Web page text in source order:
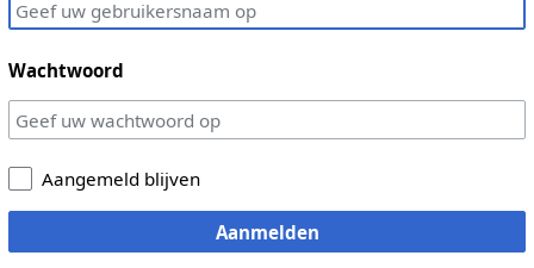
Wachtwoord
Aangemeld blijven
Aanmelden